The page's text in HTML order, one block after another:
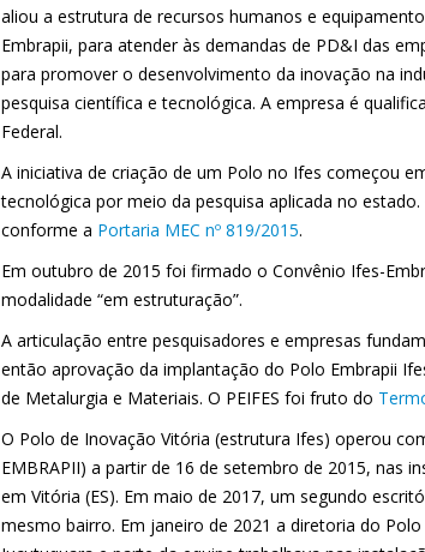
aliou a estrutura de recursos humanos e
Embrapii, para atender às demandas de PD&I das
para promover o desenvolvimento da inovação na
pesquisa científica e tecnológica. A empresa é
Federal.
A iniciativa de criação de um Polo no Ifes começou
tecnológica por meio da pesquisa aplicada no
conforme a Portaria MEC nº 819/2015.
Em outubro de 2015 foi firmado o Convênio Ifes-
modalidade “em estruturação”.
A articulação entre pesquisadores e empresas
então aprovação da implantação do Polo Embrapii
de Metalurgia e Materiais. O PEIFES foi fruto do
O Polo de Inovação Vitória (estrutura Ifes) operou
EMBRAPII) a partir de 16 de setembro de 2015, nas
em Vitória (ES). Em maio de 2017, um segundo
mesmo bairro. Em janeiro de 2021 a diretoria do